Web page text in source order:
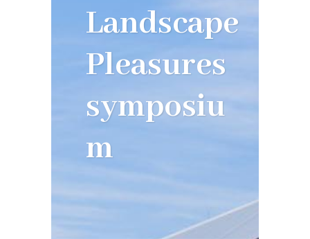
Landscape
Pleasures
symposiu
m